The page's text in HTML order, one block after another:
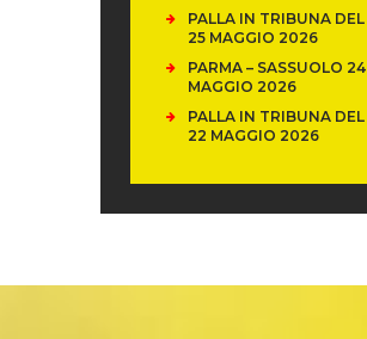
PALLA IN TRIBUNA DEL
25 MAGGIO 2026
PARMA – SASSUOLO 24
MAGGIO 2026
PALLA IN TRIBUNA DEL
22 MAGGIO 2026